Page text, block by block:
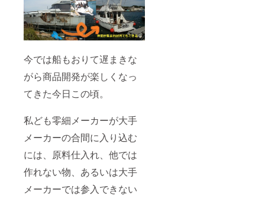
今では船もおりて遅まきな
がら商品開発が楽しくなっ
てきた今日この頃。
私ども零細メーカーが大手
メーカーの合間に入り込む
には、原料仕入れ、他では
作れない物、あるいは大手
メーカーでは参入できない